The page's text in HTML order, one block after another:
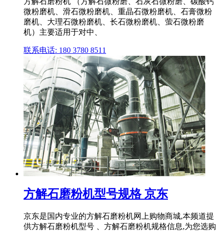
微粉磨机、滑石微粉磨机、重晶石微粉磨机、石膏微粉
磨机、大理石微粉磨机、长石微粉磨机、萤石微粉磨
机）主要适用于对中、
联系电话: 180 3780 8511
方解石磨粉机型号规格 京东
京东是国内专业的方解石磨粉机网上购物商城,本频道提
供方解石磨粉机型号 、方解石磨粉机规格信息,为您选购